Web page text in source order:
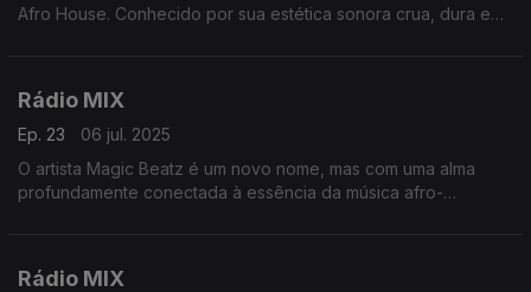
Afro House. Conhecido por sua estética sonora crua, dura e
Rádio MIX
Ep. 23
06 jul. 2025
O artista Magic Beatz é um novo nome, mas com uma alma
profundamente conectada à essência da música afro-
Rádio MIX